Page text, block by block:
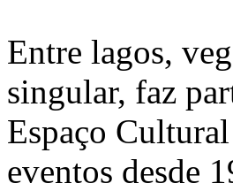
Entre lagos,
singular, faz
Espaço
eventos desde